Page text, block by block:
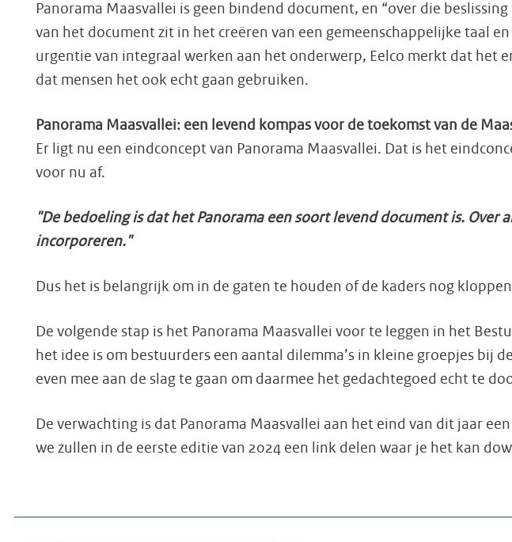
Panorama Maasvallei is geen bindend document, en “over die
van het document zit in het creëren van een gemeenschappelijke taal
urgentie van integraal werken aan het onderwerp, Eelco merkt dat het
dat mensen het ook echt gaan gebruiken.
Panorama Maasvallei: een levend kompas voor de toekomst van de
Er ligt nu een eindconcept van Panorama Maasvallei. Dat is het
voor nu af.
"De bedoeling is dat het Panorama een soort levend document is.
incorporeren."
Dus het is belangrijk om in de gaten te houden of de kaders nog
De volgende stap is het Panorama Maasvallei voor te leggen in het
het idee is om bestuurders een aantal dilemma’s in kleine groepjes bij
even mee aan de slag te gaan om daarmee het gedachtegoed echt te
De verwachting is dat Panorama Maasvallei aan het eind van dit jaar
we zullen in de eerste editie van 2024 een link delen waar je het kan